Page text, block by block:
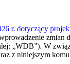
r. dotyczący
„WDB”). W
z niniejszym